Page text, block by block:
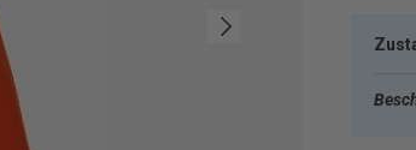
Nächste